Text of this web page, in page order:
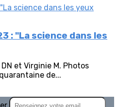
: "La science dans les
et Virginie M. Photos
de...